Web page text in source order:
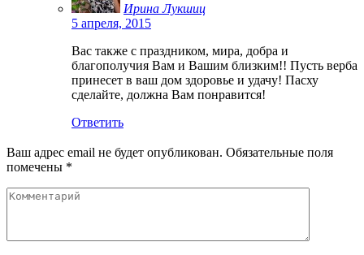
Ирина Лукшиц
5 апреля, 2015
Вас также с праздником, мира, добра и
благополучия Вам и Вашим близким!! Пусть верба
принесет в ваш дом здоровье и удачу! Пасху
сделайте, должна Вам понравится!
Ответить
Ваш адрес email не будет опубликован. Обязательные поля
помечены *
Комментарий